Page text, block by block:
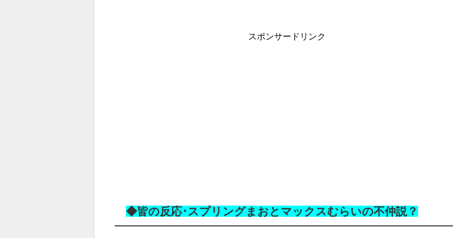
スポンサードリンク
◆皆の反応･スプリングまおとマックスむらいの不仲説？